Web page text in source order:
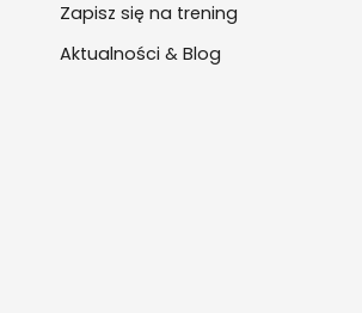
Zapisz się na trening
Aktualności & Blog